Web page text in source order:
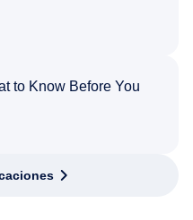
to Know Before You